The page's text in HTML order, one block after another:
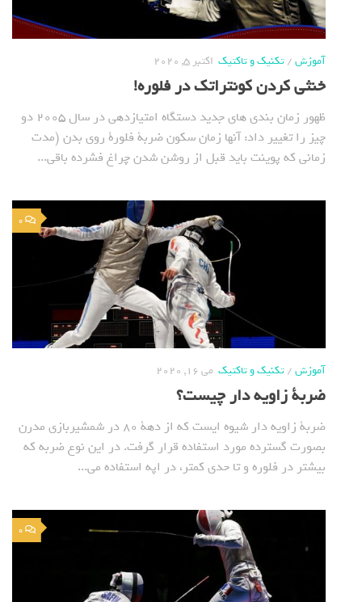
آموزش/تکنیک و تاکتیک اکتبر 5, 2020
خنثی کردن کونتراتک در فلوره!
ظهور زمان بندی های جدید دستگاه امتیازدهی در سال 2005 دو
چیز را تغییر داد: آنها زمان سکون ضربة فلورة روی بدن (مدت
زمانی که پوینت باید قبل از روشن شدن چراغ فشرده باقی...
0
آموزش/تکنیک و تاکتیک می 16, 2020
ضربة زاویه دار چیست؟
ضربة زاویه دار شیوه ایست که از دهة 80 در شمشیربازی مدرن
بصورت گسترده مورد استفاده قرار گرفت. در این نوع ضربه که
بیشتر در فلوره و تا حدی کمتر، در اپه استفاده می...
0